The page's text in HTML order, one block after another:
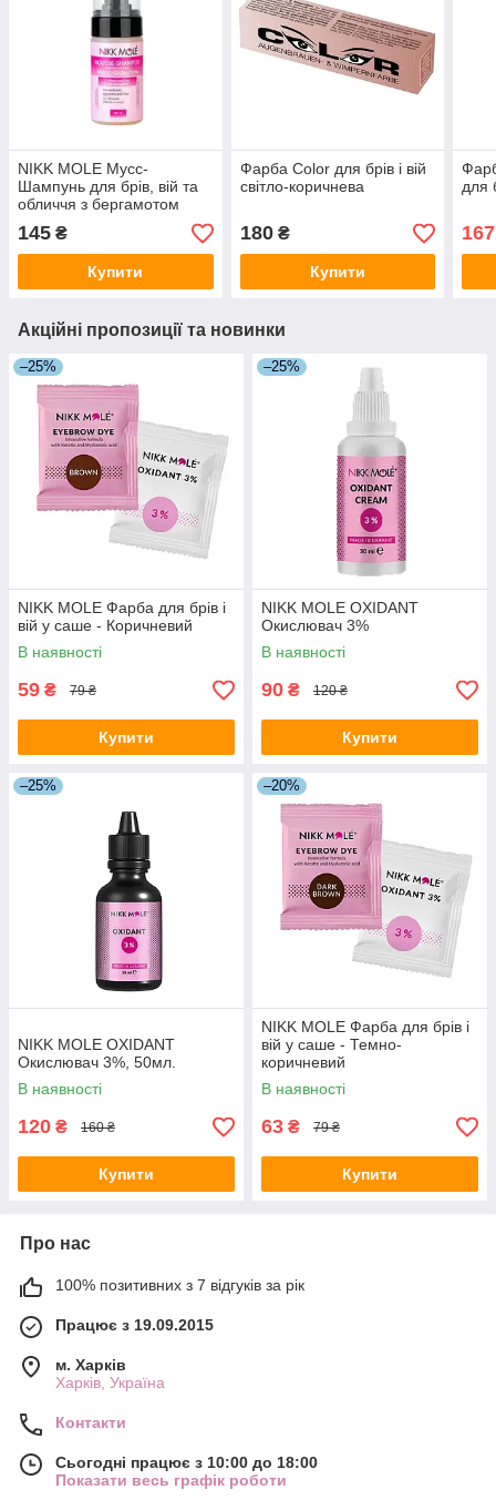
NIKK MOLE Мусс-
Шампунь для брів, вій та
обличчя з бергамотом
145 ₴
Купити
Фарба Color для брів і вій
світло-коричнева
180₴
Купити
для
167
Акційні пропозиції та новинки
–25%
NIKK MOLE Фарба для брів і
вій у саше - Коричневий
В наявності
59 ₴ 79 ₴
Купити
–25%
NIKK MOLE OXIDANT
Окислювач 3%
В наявності
90 ₴ 120 ₴
Купити
–25%
NIKK MOLE OXIDANT
Окислювач 3%, 50мл.
В наявності
120 ₴ 160 ₴
Купити
–20%
NIKK MOLE Фарба для брів і
вій у саше - Темно-
коричневий
В наявності
63 ₴ 79 ₴
Купити
Про нас
100% позитивних з 7 відгуків за рік
Працює з 19.09.2015
м. Харків
Харків, Україна
Контакти
Сьогодні працює з 10:00 до 18:00
Показати весь графік роботи